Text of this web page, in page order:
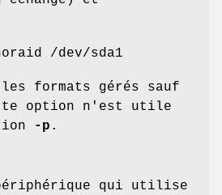
/dev/sda1
formats gérés sauf
option n'est utile
-p .
qui utilise